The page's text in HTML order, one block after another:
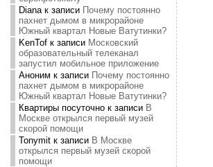
Dianaк записи Почему постоянно
пахнет дымом в микрорайоне
Южный квартал Новые Ватутинки?
KenTofк записи Московский
образовательный телеканал
запустил мобильное приложение
Аноним к записи Почему постоянно
пахнет дымом в микрорайоне
Южный квартал Новые Ватутинки?
Квартиры посуточнок записи В
Москве открылся первый музей
скорой помощи
Tonymitк записи В Москве
открылся первый музей скорой
помощи